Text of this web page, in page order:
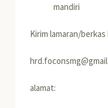
mandiri
Kirim lamaran/berkas
alamat: